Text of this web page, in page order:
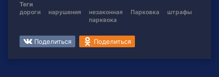
Теги
дороги
нарушения
незаконная
парквока
Парковка штрафы
Поделиться Поделиться